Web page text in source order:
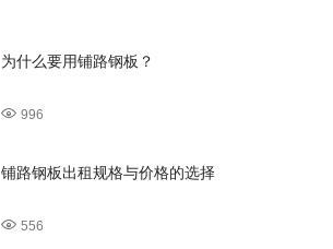
为什么要用铺路钢板？
996
铺路钢板出租规格与价格的选择
556